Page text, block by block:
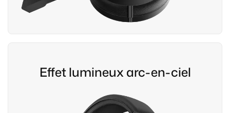
Effet lumineux arc-en-ciel